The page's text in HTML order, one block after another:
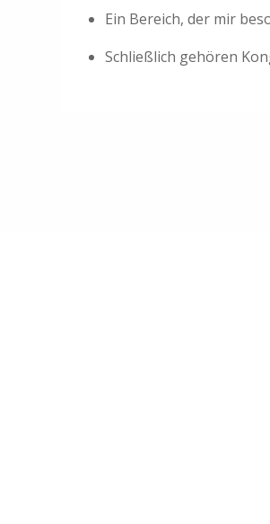
Ein Bereich, der mir
Schließlich gehören